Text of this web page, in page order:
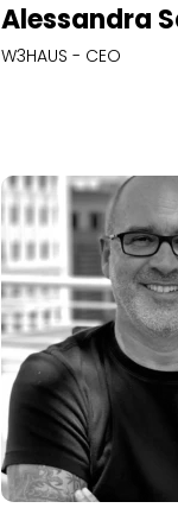
Alessandra
W3HAUS - CEO